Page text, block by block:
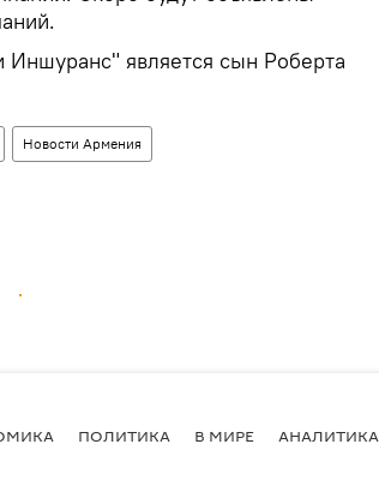
является сын Роберта
Новости Армения
ПОЛИТИКА В МИРЕ АНАЛИТИКА